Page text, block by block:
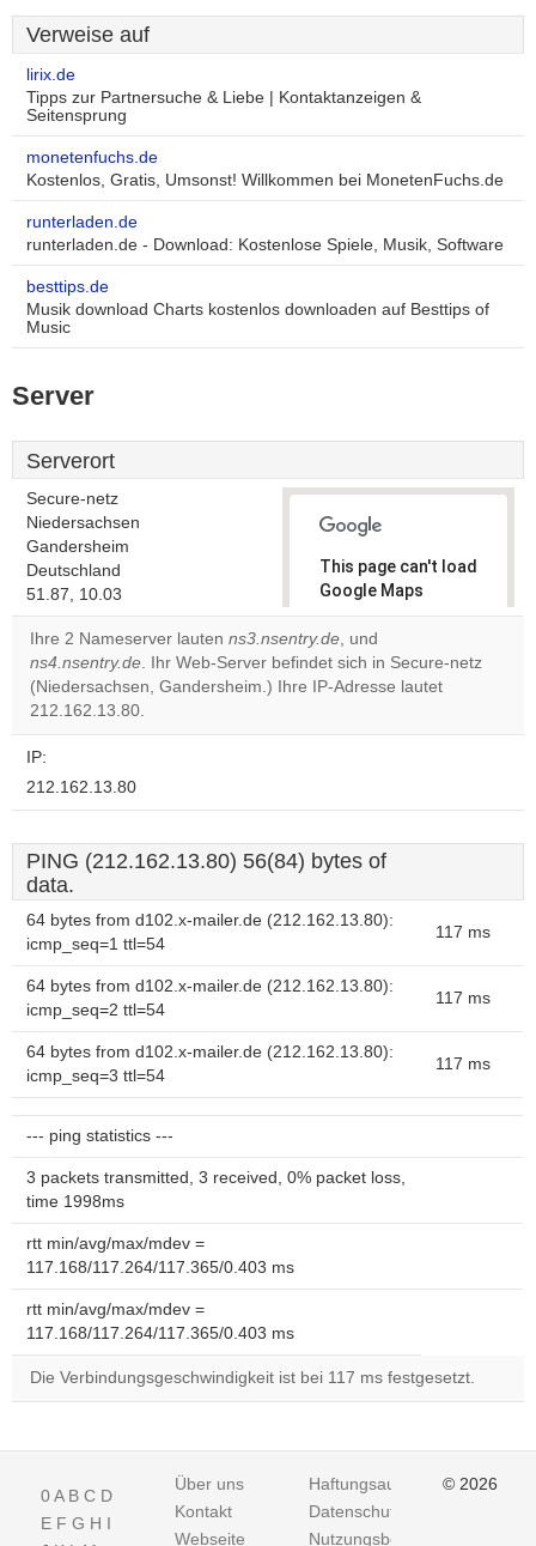
Verweise auf
lirix.de
Tipps zur Partnersuche & Liebe | Kontaktanzeigen &
Seitensprung
monetenfuchs.de
Kostenlos, Gratis, Umsonst! Willkommen bei MonetenFuchs.de
runterladen.de
runterladen.de - Download: Kostenlose Spiele, Musik, Software
besttips.de
Musik download Charts kostenlos downloaden auf Besttips of
Music
Server
Serverort
Secure-netz
Niedersachsen
Gandersheim
Deutschland
51.87, 10.03
This page can't load
Google Maps
correctly.
Do you
own this
Ihre 2 Nameserver lauten ns3.nsentry.de, und
ns4.nsentry.de. Ihr Web-Server befindet sich in Secure-netz
(Niedersachsen, Gandersheim.) Ihre IP-Adresse lautet
212.162.13.80.
IP:
212.162.13.80
PING (212.162.13.80) 56(84) bytes of
data.
64 bytes from d102.x-mailer.de (212.162.13.80):
icmp_seq=1 ttl=54
117 ms
64 bytes from d102.x-mailer.de (212.162.13.80):
icmp_seq=2 ttl=54
117 ms
64 bytes from d102.x-mailer.de (212.162.13.80):
icmp_seq=3 ttl=54
117 ms
--- ping statistics ---
3 packets transmitted, 3 received, 0% packet loss,
time 1998ms
rtt min/avg/max/mdev =
117.168/117.264/117.365/0.403 ms
rtt min/avg/max/mdev =
117.168/117.264/117.365/0.403 ms
Die Verbindungsgeschwindigkeit ist bei 117 ms festgesetzt.
0A B C D
E F G H I
Über uns
Kontakt
Webseite
Haftungsausschluss
Datenschutz
Nutzungsbedingungen
© 2026